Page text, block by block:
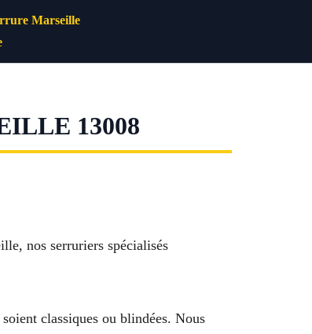
Marseille
13008
nos serruriers spécialisés
classiques ou blindées. Nous